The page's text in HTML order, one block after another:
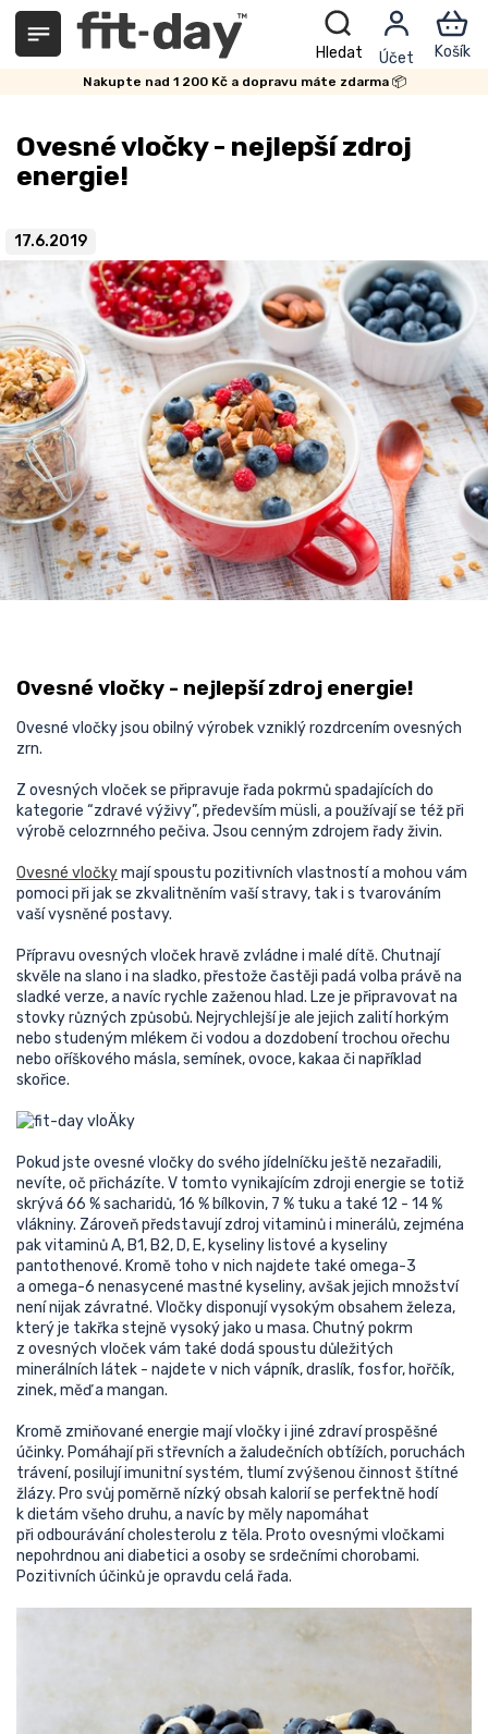
Přejít
obsah
Nakupte nad 1 200 Kč a dopravu máte zdarma 📦
Ovesné vločky - nejlepší zdroj
energie!
17.6.2019
Ovesné vločky - nejlepší zdroj energie!
Ovesné vločky jsou obilný výrobek vzniklý rozdrcením ovesných
zrn.
Z ovesných vloček se připravuje řada pokrmů spadajících do
kategorie “zdravé výživy”, především müsli, a používají se též při
výroběcelozrnného pečiva. Jsou cenným zdrojem řady živin.
Ovesné vločkymají spoustu pozitivních vlastností a mohou vám
pomoci při jak se zkvalitněním vaší stravy, tak i s tvarováním
vaší vysněné postavy.
Přípravu ovesných vloček hravě zvládne i malé dítě. Chutnají
skvěle na slano i na sladko, přestože častěji padá volba právě na
sladké verze, a navíc rychle zaženou hlad. Lze je připravovat na
stovky různých způsobů. Nejrychlejší je ale jejich zalití horkým
nebo studeným mlékem či vodou a dozdobení trochou ořechu
nebo oříškového másla,semínek, ovoce, kakaa či například
skořice.
Pokud jste ovesné vločky do svého jídelníčku ještě nezařadili,
nevíte, oč přicházíte. V tomto vynikajícím zdroji energie se totiž
skrývá 66 % sacharidů, 16 % bílkovin, 7 % tuku a také 12 - 14 %
vlákniny. Zároveň představují zdroj vitaminů i minerálů, zejména
pak vitaminů A, B1, B2, D, E, kyseliny listové a kyseliny
pantothenové. Kromě toho v nich najdete také omega-3
a omega-6 nenasycené mastné kyseliny, avšak jejich množství
není nijak závratné. Vločky disponují vysokým obsahem železa,
který je takřka stejně vysoký jako u masa. Chutný pokrm
z ovesných vloček vám také dodá spoustu důležitých
minerálních látek - najdete v nich vápník, draslík, fosfor, hořčík,
zinek, měď a mangan.
Kromě zmiňované energie mají vločky i jiné zdraví prospěšné
účinky. Pomáhají při střevních a žaludečních obtížích, poruchách
trávení, posilují imunitní systém, tlumí zvýšenou činnost štítné
žlázy. Pro svůj poměrně nízký obsah kalorií se perfektně hodí
k dietám všeho druhu, a navíc by měly napomáhat
při odbourávání cholesterolu z těla. Proto ovesnými vločkami
nepohrdnou ani diabetici a osoby se srdečními chorobami.
Pozitivních účinků je opravdu celá řada.